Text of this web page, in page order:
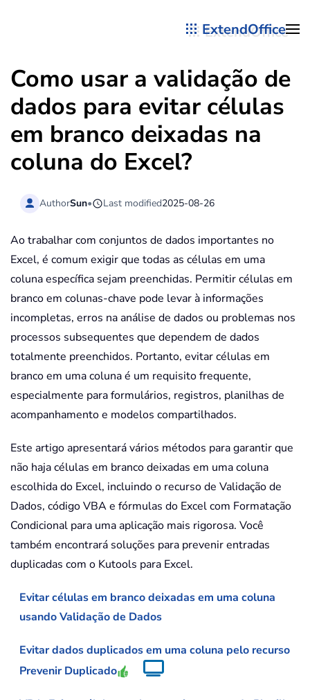
ExtendOffice
Como usar a validação de
dados para evitar células
em branco deixadas na
coluna do Excel?
AuthorSun• Last modified2025-08-26
Ao trabalhar com conjuntos de dados importantes no
Excel, é comum exigir que todas as células em uma
coluna específica sejam preenchidas. Permitir células em
branco em colunas-chave pode levar à informações
incompletas, erros na análise de dados ou problemas nos
processos subsequentes que dependem de dados
totalmente preenchidos. Portanto, evitar células em
branco em uma coluna é um requisito frequente,
especialmente para formulários, registros, planilhas de
acompanhamento e modelos compartilhados.
Este artigo apresentará vários métodos para garantir que
não haja células em branco deixadas em uma coluna
escolhida do Excel, incluindo o recurso de Validação de
Dados, código VBA e fórmulas do Excel com Formatação
Condicional para uma aplicação mais rigorosa. Você
também encontrará soluções para prevenir entradas
duplicadas com o Kutools para Excel.
Evitar células em branco deixadas em uma coluna
usando Validação de Dados
Evitar dados duplicados em uma coluna pelo recurso
Prevenir Duplicado